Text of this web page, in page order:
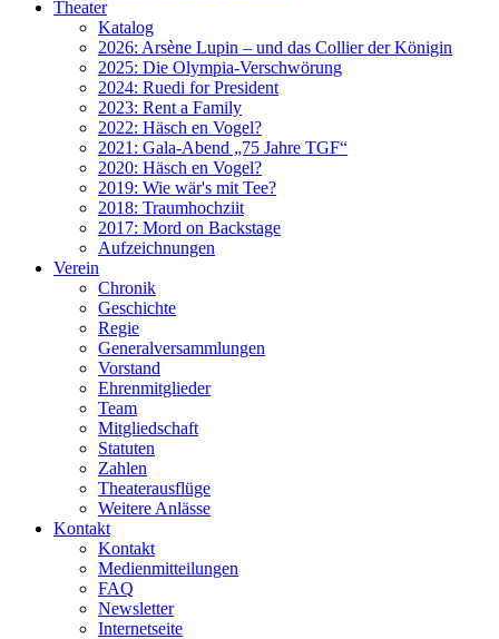
Theater
Katalog
2026: Arsène Lupin – und das Collier der Königin
2025: Die Olympia-Verschwörung
2024: Ruedi for President
2023: Rent a Family
2022: Häsch en Vogel?
2021: Gala-Abend „75 Jahre TGF“
2020: Häsch en Vogel?
2019: Wie wär's mit Tee?
2018: Traumhochziit
2017: Mord on Backstage
Aufzeichnungen
Verein
Chronik
Geschichte
Regie
Generalversammlungen
Vorstand
Ehrenmitglieder
Team
Mitgliedschaft
Statuten
Zahlen
Theaterausflüge
Weitere Anlässe
Kontakt
Kontakt
Medienmitteilungen
FAQ
Newsletter
Internetseite